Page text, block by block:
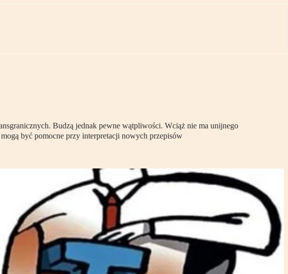
Budzą jednak pewne wątpliwości. Wciąż nie ma unijnego
być pomocne przy interpretacji nowych przepisów